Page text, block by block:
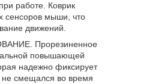
работе. Коврик
сенсоров мыши, что
движений.
Прорезиненное
повышающей
надежно фиксирует
не смещался во время